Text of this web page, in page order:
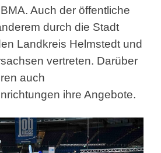
Auch der öffentliche
durch die Stadt
Landkreis Helmstedt und
vertreten. Darüber
auch
ihre Angebote.